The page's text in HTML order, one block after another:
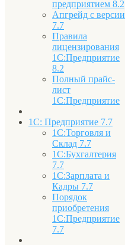
предприятием 8.2
Апгрейд с версии
7.7
Правила
лицензирования
1С:Предприятие
8.2
Полный прайс-
лист
1С:Предприятие
1С: Предприятие 7.7
1С:Торговля и
Склад 7.7
1С:Бухгалтерия
7.7
1С:Зарплата и
Кадры 7.7
Порядок
приобретения
1С:Предприятие
7.7